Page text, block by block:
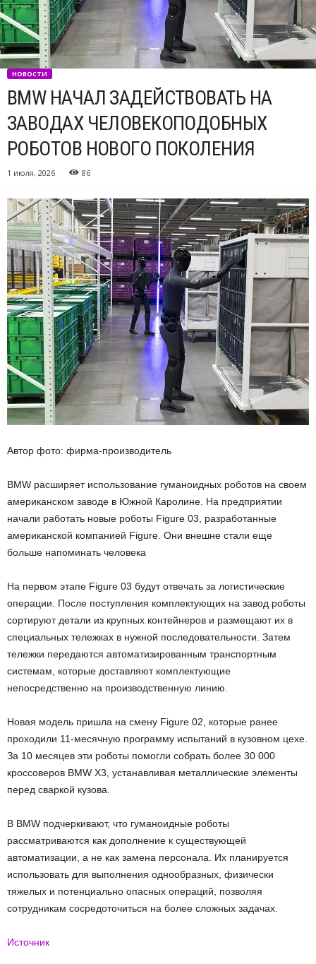
НОВОСТИ
BMW НАЧАЛ ЗАДЕЙСТВОВАТЬ НА
ЗАВОДАХ ЧЕЛОВЕКОПОДОБНЫХ
РОБОТОВ НОВОГО ПОКОЛЕНИЯ
1 июля, 2026 86
Автор фото: фирма-производитель
BMW расширяет использование гуманоидных роботов на своем
американском заводе в Южной Каролине. На предприятии
начали работать новые роботы Figure 03, разработанные
американской компанией Figure. Они внешне стали еще
больше напоминать человека
На первом этапе Figure 03 будут отвечать за логистические
операции. После поступления комплектующих на завод роботы
сортируют детали из крупных контейнеров и размещают их в
специальных тележках в нужной последовательности. Затем
тележки передаются автоматизированным транспортным
системам, которые доставляют комплектующие
непосредственно на производственную линию.
Новая модель пришла на смену Figure 02, которые ранее
проходили 11-месячную программу испытаний в кузовном цехе.
За 10 месяцев эти роботы помогли собрать более 30 000
кроссоверов BMW X3, устанавливая металлические элементы
перед сваркой кузова.
В BMW подчеркивают, что гуманоидные роботы
рассматриваются как дополнение к существующей
автоматизации, а не как замена персонала. Их планируется
использовать для выполнения однообразных, физически
тяжелых и потенциально опасных операций, позволяя
сотрудникам сосредоточиться на более сложных задачах.
Источник